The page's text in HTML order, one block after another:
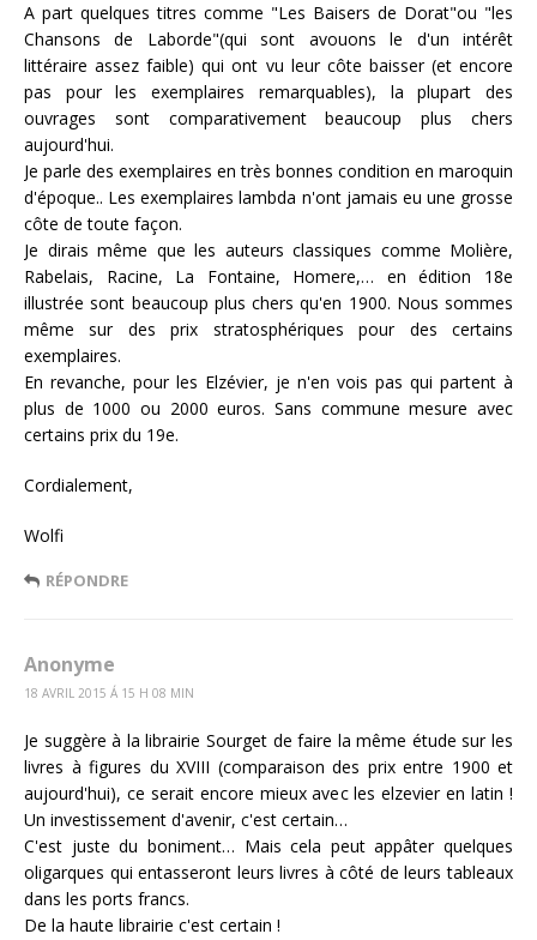
A part quelques titres comme "Les Baisers de Dorat"ou "les
Chansons de Laborde"(qui sont avouons le d'un intérêt
littéraire assez faible) qui ont vu leur côte baisser (et encore
pas pour les exemplaires remarquables), la plupart des
ouvrages sont comparativement beaucoup plus chers
aujourd'hui.
Je parle des exemplaires en très bonnes condition en maroquin
d'époque.. Les exemplaires lambda n'ont jamais eu une grosse
côte de toute façon.
Je dirais même que les auteurs classiques comme Molière,
Rabelais, Racine, La Fontaine, Homere,… en édition 18e
illustrée sont beaucoup plus chers qu'en 1900. Nous sommes
même sur des prix stratosphériques pour des certains
exemplaires.
En revanche, pour les Elzévier, je n'en vois pas qui partent à
plus de 1000 ou 2000 euros. Sans commune mesure avec
certains prix du 19e.
Cordialement,
Wolfi
RÉPONDRE
Anonyme
18 AVRIL 2015 Á 15 H 08 MIN
Je suggère à la librairie Sourget de faire la même étude sur les
livres à figures du XVIII (comparaison des prix entre 1900 et
aujourd'hui), ce serait encore mieux avec les elzevier en latin !
Un investissement d'avenir, c'est certain…
C'est juste du boniment… Mais cela peut appâter quelques
oligarques qui entasseront leurs livres à côté de leurs tableaux
dans les ports francs.
De la haute librairie c'est certain !